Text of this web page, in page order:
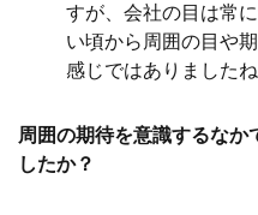
すが、会社の目は常
い頃から周囲の目や
感じではありましたね
周囲の期待を意識するな
したか？